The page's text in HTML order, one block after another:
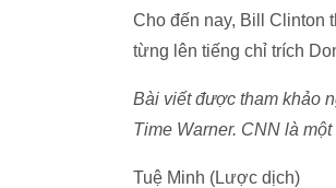
Cho đến nay, Bill Clinton
từng lên tiếng chỉ trích
Bài viết được tham khảo
Time Warner. CNN là
Tuệ Minh (Lược dịch)